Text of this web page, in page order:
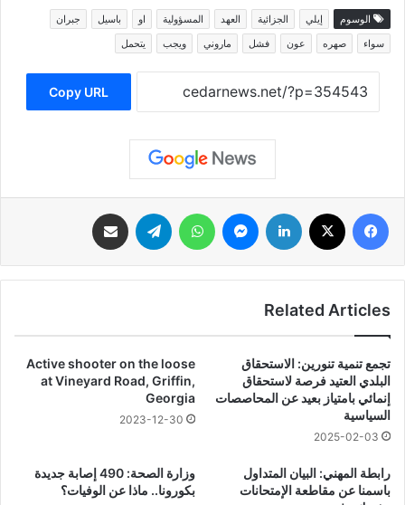
الوسوم إيلي الجزائية العهد المسؤولية او باسيل
جبران
سواء
صهره عون فشل ماروني ويجب يتحمل
Copy URL
فيسبوك لينكدإن ماسنجر واتساب تيلقرام
Related Articles
تجمع تنمية تنورين: الاستحقاق
البلدي العتيد فرصة لاستحقاق
إنمائي بامتياز بعيد عن المحاصصات
السياسية
2025-02-03
Active shooter on the loose
at Vineyard Road, Griffin,
Georgia
2023-12-30
رابطة المهني: البيان المتداول
باسمنا عن مقاطعة الإمتحانات
وزارة الصحة: 490 إصابة جديدة
بكورونا.. ماذا عن الوفيات؟